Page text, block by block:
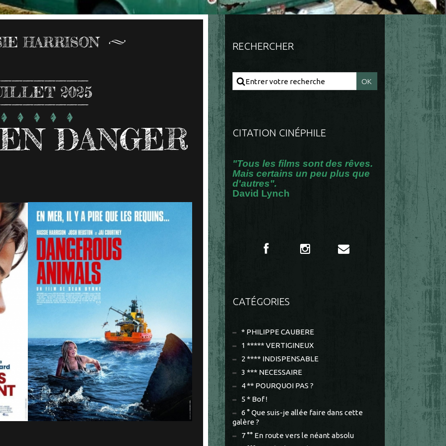
HARRISON
2025
DANGER
RECHERCHER
CITATION CINÉPHILE
"Tous les films sont des rêves.
Mais certains un peu plus que
d'autres".
David Lynch
CATÉGORIES
* PHILIPPE CAUBERE
1 ***** VERTIGINEUX
2 **** INDISPENSABLE
3 *** NECESSAIRE
4 ** POURQUOI PAS ?
5 * Bof !
6 ° Que suis-je allée faire dans cette
galère ?
7 °° En route vers le néant absolu